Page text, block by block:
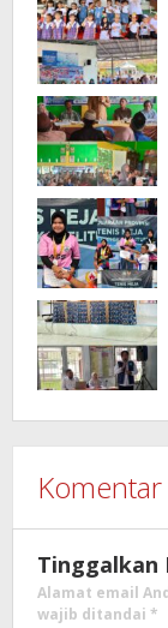
Komentar
Tinggalkan
Alamat email
wajib ditandai *